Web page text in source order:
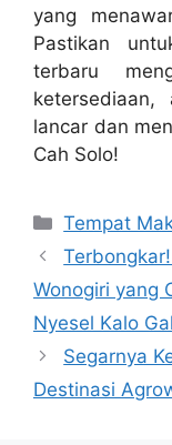
yang
Pastikan
terbaru
ketersediaan,
lancar dan
Cah Solo!
Kategori
Tempat
Wonogiri yang
Nyesel Kalo
Segarnya
Destinasi